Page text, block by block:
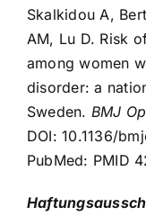
Skalkidou A,
AM, Lu D. Risk
among women
disorder: a
Sweden. BMJ
DOI:10.1136/
PubMed: PMID